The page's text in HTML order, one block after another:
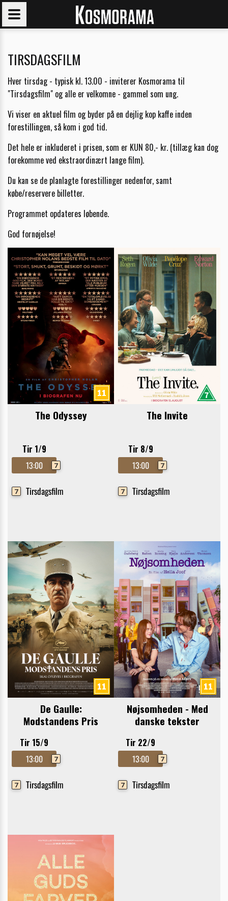
TIRSDAGSFILM
Hver tirsdag - typisk kl. 13.00 - inviterer Kosmorama til
"Tirsdagsfilm" og alle er velkomne - gammel som ung.
Vi viser en aktuel film og byder på en dejlig kop kaffe inden
forestillingen, så kom i god tid.
Det hele er inkluderet i prisen, som er KUN 80,- kr. (tillæg kan dog
forekomme ved ekstraordinært lange film).
Du kan se de planlagte forestillinger nedenfor, samt
købe/reservere billetter.
Programmet opdateres løbende.
God fornøjelse!